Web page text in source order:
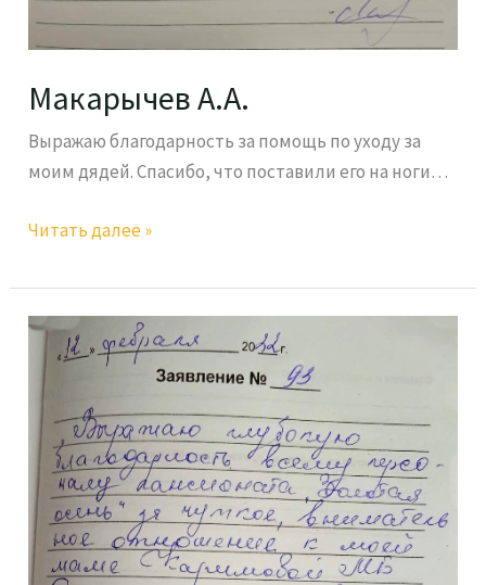
Макарычев А.А.
Выражаю благодарность за помощь по уходу за
моим дядей. Спасибо, что поставили его на ноги…
Читать далее »
Каримова
Р.Ш.